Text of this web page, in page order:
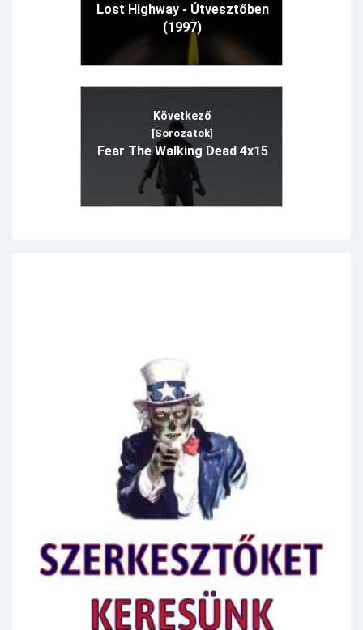
Lost Highway - Útvesztőben
(1997)
Következő
[Sorozatok]
Fear The Walking Dead 4x15